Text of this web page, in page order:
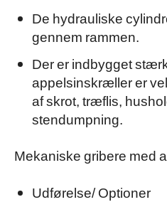
De hydrauliske
gennem rammen.
Der er indbygget
appelsinskræller er
af skrot, træflis,
stendumpning.
Mekaniske gribere med
Udførelse/ Optioner